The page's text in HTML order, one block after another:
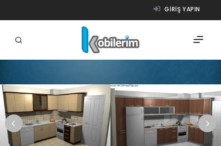
GIRIŞ YAPIN
FIRMALAR
ÜRÜNLER
NASIL ÇALIŞIR?